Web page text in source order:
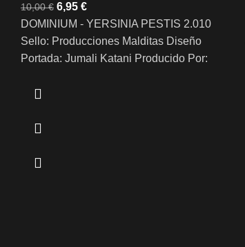
10,00€ 6,95 €
DOMINIUM - YERSINIA PESTIS 2.010
Sello: Producciones Malditas Diseño
Portada: Jumali Katani Producido Por:
Estudios Lezoti (Oiartzun Guipúzcoa)
Masterizado en Suecia por Dan Swanö